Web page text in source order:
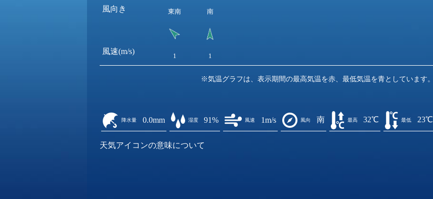
風向き
風速(m/s)
東南 南
1 1
※気温グラフは、表示期間の最高気温を赤、最低気温を青としています。
降水量 0.0mm 湿度 91% 風速 1m/s 風向 南 最高 32℃ 最低 23℃
天気アイコンの意味について